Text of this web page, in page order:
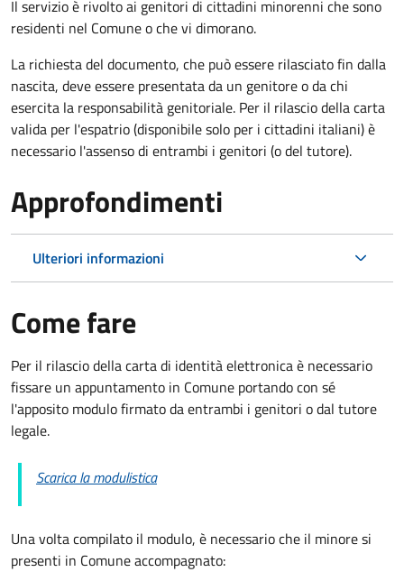
Il servizio è rivolto ai genitori di cittadini minorenni che sono
residenti nel Comune o che vi dimorano.
La richiesta del documento, che può essere rilasciato fin dalla
nascita, deve essere presentata da un genitore o da chi
esercita la responsabilità genitoriale. Per il rilascio della carta
valida per l'espatrio (disponibile solo per i cittadini italiani) è
necessario l'assenso di entrambi i genitori (o del tutore).
Approfondimenti
Ulteriori informazioni
Come fare
Per il rilascio della carta di identità elettronica è necessario
fissare un appuntamento in Comune portando con sé
l'apposito modulo firmato da entrambi i genitori o dal tutore
legale.
Scarica la modulistica
Una volta compilato il modulo, è necessario che il minore si
presenti in Comune accompagnato: